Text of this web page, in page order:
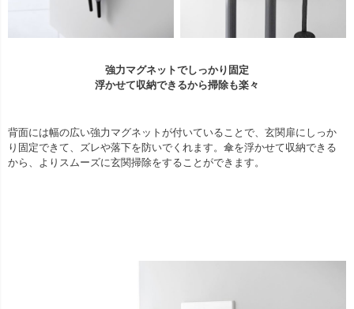
強力マグネットでしっかり固定
浮かせて収納できるから掃除も楽々
背面には幅の広い強力マグネットが付いていることで、玄関扉にしっか
り固定できて、ズレや落下を防いでくれます。傘を浮かせて収納できる
から、よりスムーズに玄関掃除をすることができます。